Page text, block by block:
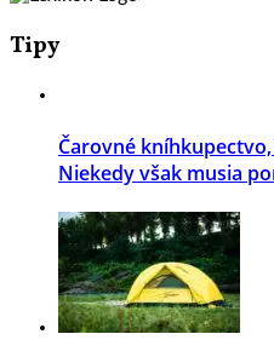
Tipy
Čarovné
Niekedy však musia